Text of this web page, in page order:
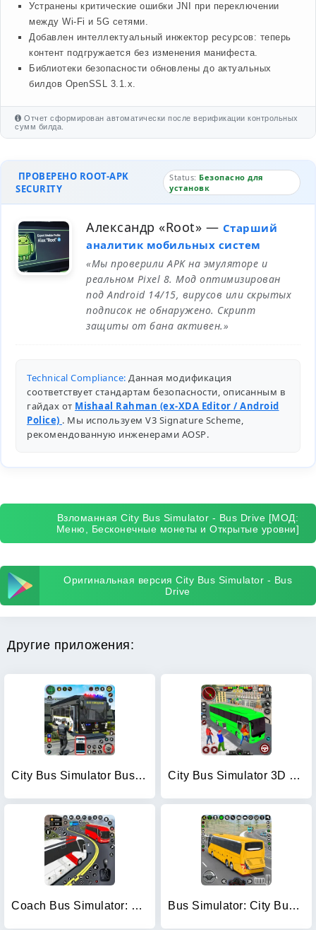
Устранены критические ошибки JNI при переключении
между Wi-Fi и 5G сетями.
Добавлен интеллектуальный инжектор ресурсов: теперь
контент подгружается без изменения манифеста.
Библиотеки безопасности обновлены до актуальных
билдов OpenSSL 3.1.x.
Отчет сформирован автоматически после верификации контрольных
сумм билда.
ПРОВЕРЕНО ROOT-APK
SECURITY
Status: Безопасно для
установк
Александр «Root» — Старший
аналитик мобильных систем
«Мы проверили APK на эмуляторе и
реальном Pixel 8. Мод оптимизирован
под Android 14/15, вирусов или скрытых
подписок не обнаружено. Скрипт
защиты от бана активен.»
Technical Compliance: Данная модификация
соответствует стандартам безопасности, описанным в
гайдах от Mishaal Rahman (ex-XDA Editor / Android
Police) . Мы используем V3 Signature Scheme,
рекомендованную инженерами AOSP.
Взломанная City Bus Simulator - Bus Drive [МОД:
Меню, Бесконечные монеты и Открытые уровни]
Оригинальная версия City Bus Simulator - Bus
Drive
Другие приложения:
City Bus Simulator Bus Game 3D City Bus Simulator 3D Bus Game
Coach Bus Simulator: Bus Games Bus Simulator: City Bus Games